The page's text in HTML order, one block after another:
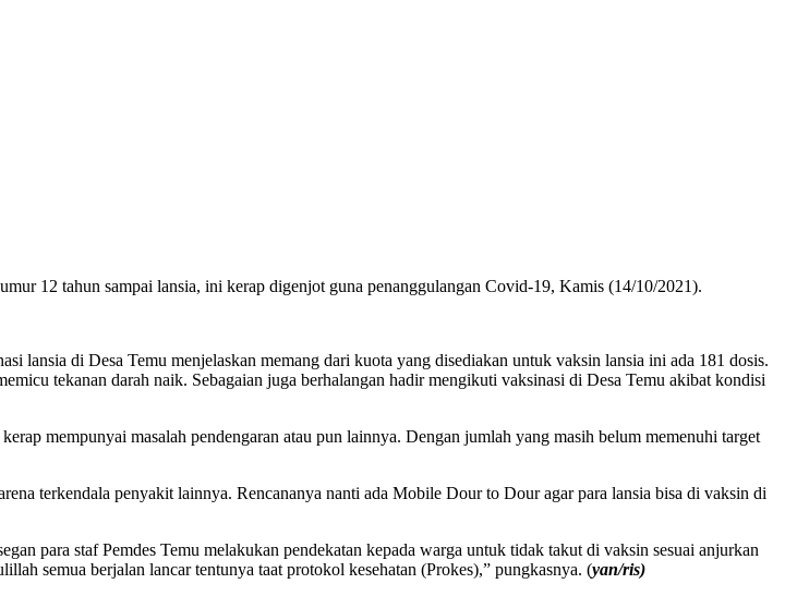
12 tahun sampai lansia, ini kerap digenjot guna penanggulangan Covid-19, Kamis (14/10/2021).
lansia di Desa Temu menjelaskan memang dari kuota yang disediakan untuk vaksin lansia ini ada 181 dosis.
tekanan darah naik. Sebagaian juga berhalangan hadir mengikuti vaksinasi di Desa Temu akibat kondisi
mempunyai masalah pendengaran atau pun lainnya. Dengan jumlah yang masih belum memenuhi target
terkendala penyakit lainnya. Rencananya nanti ada Mobile Dour to Dour agar para lansia bisa di vaksin di
para staf Pemdes Temu melakukan pendekatan kepada warga untuk tidak takut di vaksin sesuai anjurkan
semua berjalan lancar tentunya taat protokol kesehatan (Prokes),” pungkasnya. (yan/ris)